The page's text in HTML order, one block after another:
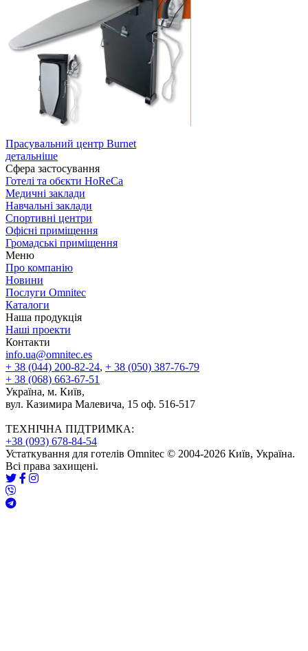
Прасувальний центр Burnet
детальніше
Сфера застосування
Готелі та обєкти HoReCa
Медичні заклади
Навчальні заклади
Спортивні центри
Офісні приміщення
Громадські приміщення
Меню
Про компанію
Новини
Послуги Omnitec
Каталоги
Наша продукція
Наші проекти
Контакти
info.ua@omnitec.es
+ 38 (044) 200-82-24, + 38 (050) 387-76-79
+ 38 (068) 663-67-51
Україна, м. Київ,
вул. Казимира Малевича, 15 оф. 516-517
ТЕХНІЧНА ПІДТРИМКА:
+38 (093) 678-84-54
Устаткування для готелів Omnitec © 2004-2026 Київ, Україна.
Всі права захищені.